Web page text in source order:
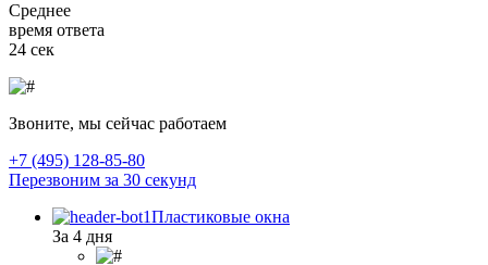
Среднее
время ответа
24 сек
Звоните, мы сейчас работаем
+7 (495) 128-85-80
Перезвоним за 30 секунд
Пластиковые окна
За 4 дня